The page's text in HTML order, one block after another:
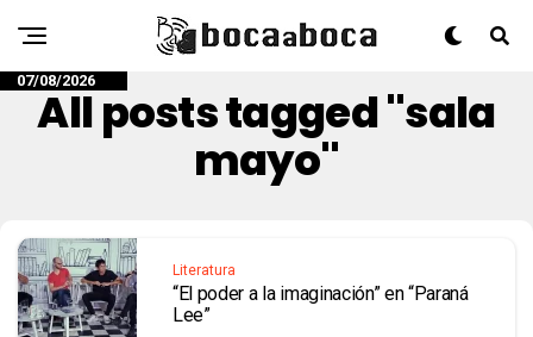
07/08/2026
All posts tagged "sala
mayo"
Literatura
“El poder a la imaginación” en “Paraná
Lee”